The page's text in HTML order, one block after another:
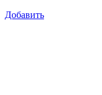
Добавить